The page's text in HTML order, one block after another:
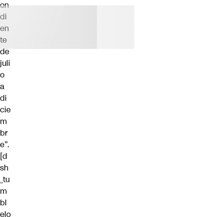
on
di
en
te
de
juli
o
a
di
cie
m
br
e”.
[d
sh
_tu
m
bl
elo